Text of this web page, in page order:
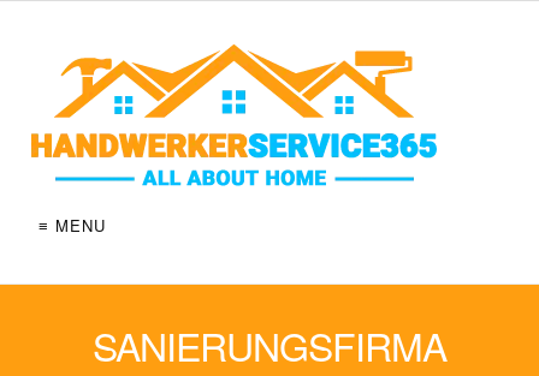
≡ MENU
SANIERUNGSFIRMA